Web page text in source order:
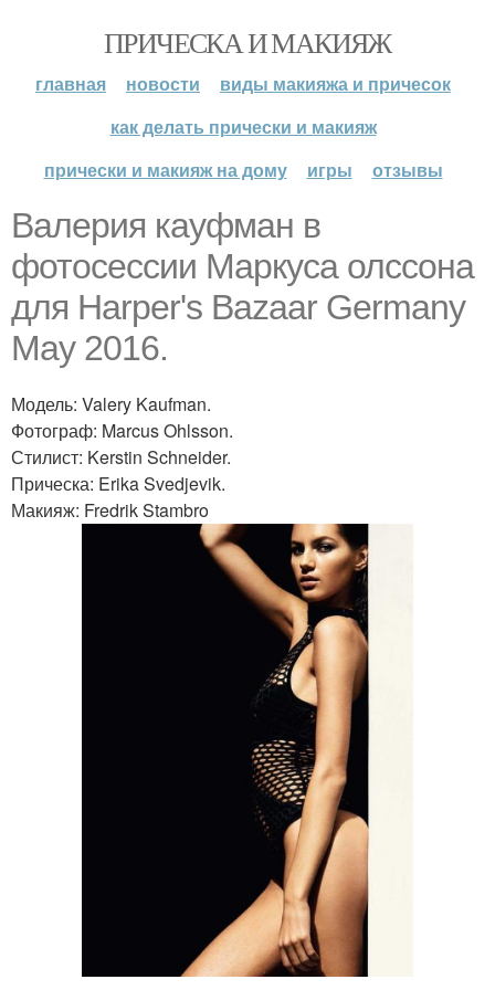
ПРИЧЕСКА И МАКИЯЖ
главная новости
виды макияжа и причесок
как делать прически и макияж
прически и макияж на дому
игры отзывы
Валерия кауфман в
фотосессии Маркуса олссона
для Harper's Bazaar Germany
May 2016.
Модель: Valery Kaufman.
Фотограф: Marcus Ohlsson.
Стилист: Kerstin Schneider.
Прическа: Erika Svedjevik.
Макияж: Fredrik Stambro